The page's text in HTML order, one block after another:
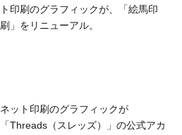
ト印刷のグラフィックが、「絵馬印
刷」をリニューアル。
ネット印刷のグラフィックが
「Threads（スレッズ）」の公式アカ